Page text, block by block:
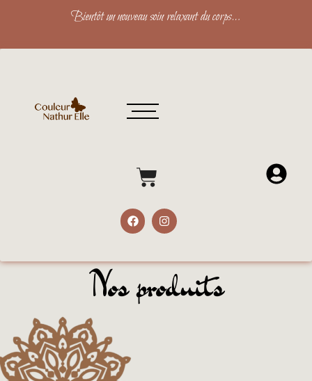
Bientôt un nouveau soin relaxant du corps…
Nos produits